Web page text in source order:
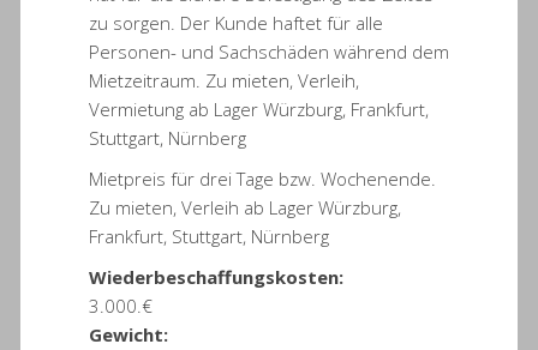
zu sorgen. Der Kunde haftet für alle
Personen- und Sachschäden während dem
Mietzeitraum. Zu mieten, Verleih,
Vermietung ab Lager Würzburg, Frankfurt,
Stuttgart, Nürnberg
Mietpreis für drei Tage bzw. Wochenende.
Zu mieten, Verleih ab Lager Würzburg,
Frankfurt, Stuttgart, Nürnberg
Wiederbeschaffungskosten:
3.000.€
Gewicht: